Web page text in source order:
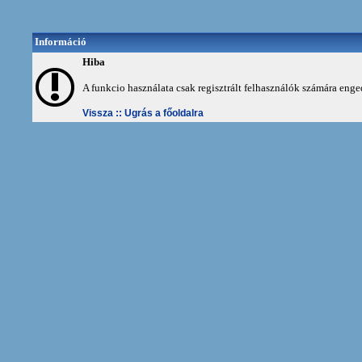
Információ
Hiba
A funkcio használata csak regisztrált felhasználók számára
Vissza :: Ugrás a főoldalra